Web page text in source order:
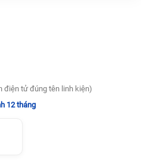
điện tử đúng tên linh kiện)
12 tháng